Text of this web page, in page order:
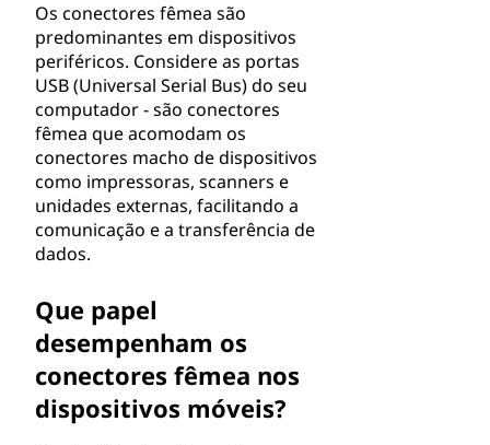
Os conectores fêmea são
predominantes em dispositivos
periféricos. Considere as portas
USB (Universal Serial Bus) do seu
computador - são conectores
fêmea que acomodam os
conectores macho de dispositivos
como impressoras, scanners e
unidades externas, facilitando a
comunicação e a transferência de
dados.
Que papel
desempenham os
conectores fêmea nos
dispositivos móveis?